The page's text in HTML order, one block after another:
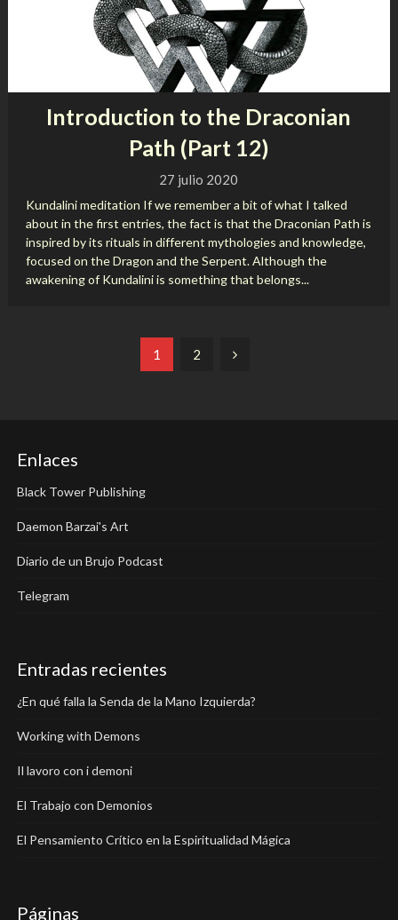
Introduction to the Draconian
Path (Part 12)
27 julio 2020
Kundalini meditation If we remember a bit of what I talked
about in the first entries, the fact is that the Draconian Path is
inspired by its rituals in different mythologies and knowledge,
focused on the Dragon and the Serpent. Although the
awakening of Kundalini is something that belongs...
1 2
Enlaces
Black Tower Publishing
Daemon Barzai's Art
Diario de un Brujo Podcast
Telegram
Entradas recientes
¿En qué falla la Senda de la Mano Izquierda?
Working with Demons
Il lavoro con i demoni
El Trabajo con Demonios
El Pensamiento Crítico en la Espiritualidad Mágica
Páginas